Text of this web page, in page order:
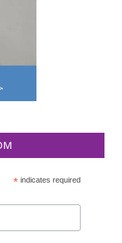
*indicates required